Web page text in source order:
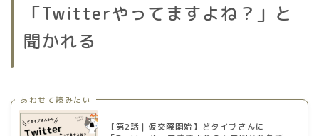
「Twitterやってますよね？」と
聞かれる
あわせて読みたい
【第2話｜仮交際開始】どタイプさんに